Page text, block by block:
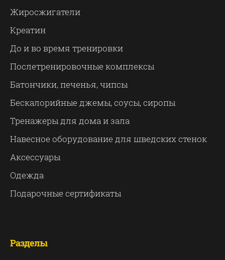
Жиросжигатели
Креатин
До и во время тренировки
Послетренировочные комплексы
Батончики, печенья, чипсы
Бескалорийные джемы, соусы, сиропы
Тренажеры для дома и зала
Навесное оборудование для шведских стенок
Аксессуары
Одежда
Подарочные сертификаты
Разделы